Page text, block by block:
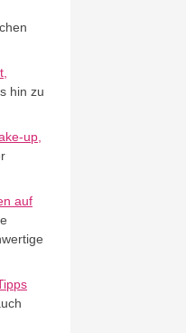
hin zu
up,
auf